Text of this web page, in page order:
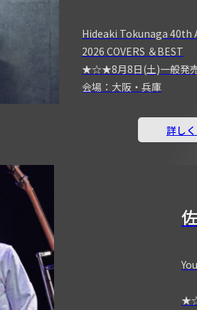
Hideaki Tokunaga 40th
2026 COVERS ＆BEST
★☆★8月8日(土)一般
会場：大阪・兵庫
詳し